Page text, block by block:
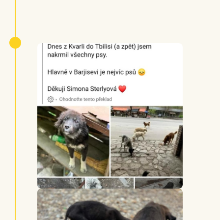
• zachránili jsme 10 psů, které se z ulice
podařilo vzít do dočasné péče do jejich
zotavení
• plně jsme vyléčili 25 psů (s potřebou
podstoupit operaci, vyléčit infekci,
parazity, viry, nádory, …)
Díky nám byli podpořeni místní
dobrovolníci v jejich snaze o záchranu
psích životů.
Někteří psi díky tomu našli trvalý domov.